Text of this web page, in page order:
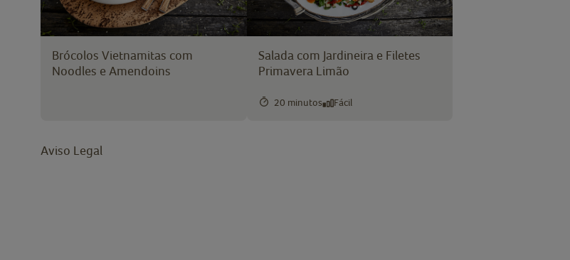
Brócolos Vietnamitas com
Noodles e Amendoins
Salada com Jardineira e Filetes
Primavera Limão
20 minutos Fácil
Aviso Legal